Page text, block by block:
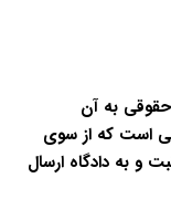
به آن
است که از سوی
به دادگاه ارسال